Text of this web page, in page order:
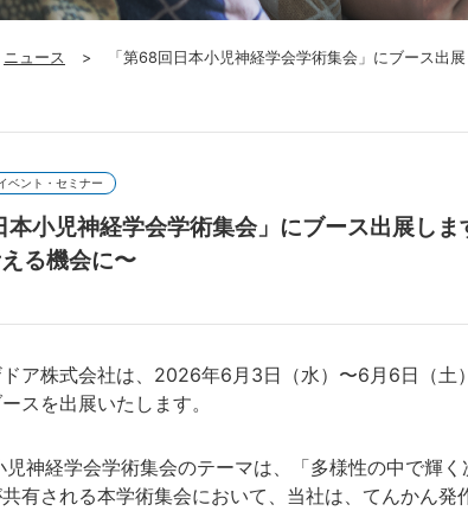
ニュース > 「第68回日本小児神経学会学術集会」にブース出
ベント・セミナー
本小児神経学会学術集会」にブース出展し
る機会に〜
ア株式会社は、2026年6月3日（水）〜6月6日（土
スを出展いたします。
神経学会学術集会のテーマは、「多様性の中で輝
有される本学術集会において、当社は、てんかん